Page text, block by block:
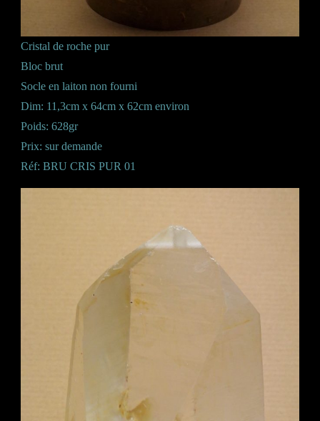
Cristal de roche pur
Bloc brut
Socle en laiton non fourni
Dim: 11,3cm x 64cm x 62cm environ
Poids: 628gr
Prix: sur demande
Réf: BRU CRIS PUR 01